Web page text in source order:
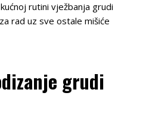
rutini vježbanja grudi
rad uz sve ostale mišiće
grudi